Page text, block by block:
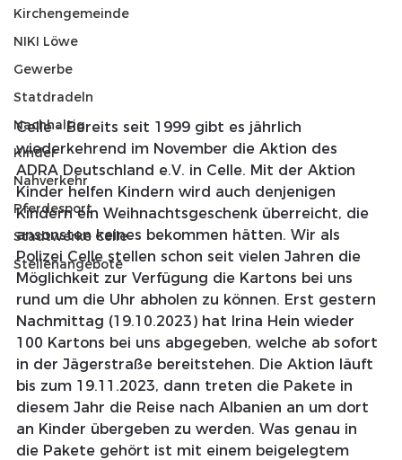
Kirchengemeinde
NIKI Löwe
Gewerbe
Statdradeln
Nachhaltig
Kinder
Nahverkehr
Pferdesport
Stadtwerke Celle
Stellenangebote
Celle - Bereits seit 1999 gibt es jährlich
wiederkehrend im November die Aktion des
ADRA Deutschland e.V. in Celle. Mit der Aktion
Kinder helfen Kindern wird auch denjenigen
Kindern ein Weihnachtsgeschenk überreicht, die
ansonsten keines bekommen hätten. Wir als
Polizei Celle stellen schon seit vielen Jahren die
Möglichkeit zur Verfügung die Kartons bei uns
rund um die Uhr abholen zu können. Erst gestern
Nachmittag (19.10.2023) hat Irina Hein wieder
100 Kartons bei uns abgegeben, welche ab sofort
in der Jägerstraße bereitstehen. Die Aktion läuft
bis zum 19.11.2023, dann treten die Pakete in
diesem Jahr die Reise nach Albanien an um dort
an Kinder übergeben zu werden. Was genau in
die Pakete gehört ist mit einem beigelegtem